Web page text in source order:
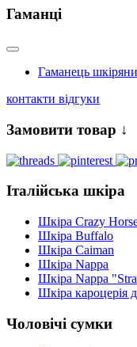
Гаманці
Гаманець
контакти відгуки
Замовити товар ↓
Італійська шкіра
Шкіра Crazy
Шкіра Buffalo
Шкіра Caiman
Шкіра Nappa
Шкіра Nappa
Шкіра кароцерія
Чоловічі сумки